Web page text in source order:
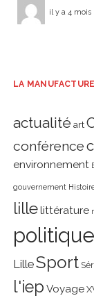
il y a 4 mois
LA MANUFACTURE
actualité art
conférence
environnement
gouvernement
lillelittérature
politique
LilleSport
l'iep Voyage